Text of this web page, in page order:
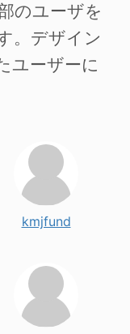
のユーザを
。デザイン
ユーザーに
kmjfund